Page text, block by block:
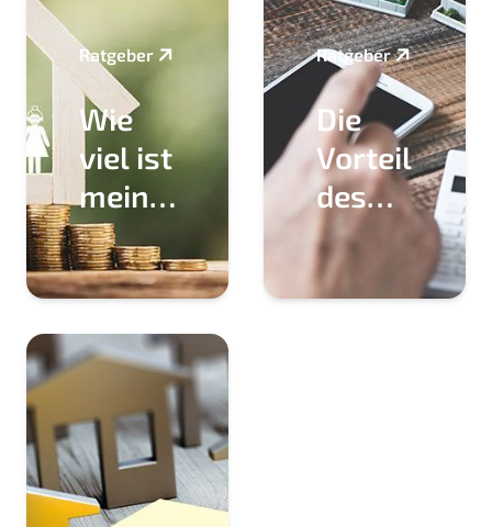
Ratgeber
Wie
viel ist
mein
Haus
wert?
Ratgeber
Die
Vorteile
des